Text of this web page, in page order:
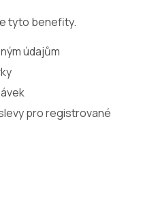
tyto benefity.
údajům
pro registrované